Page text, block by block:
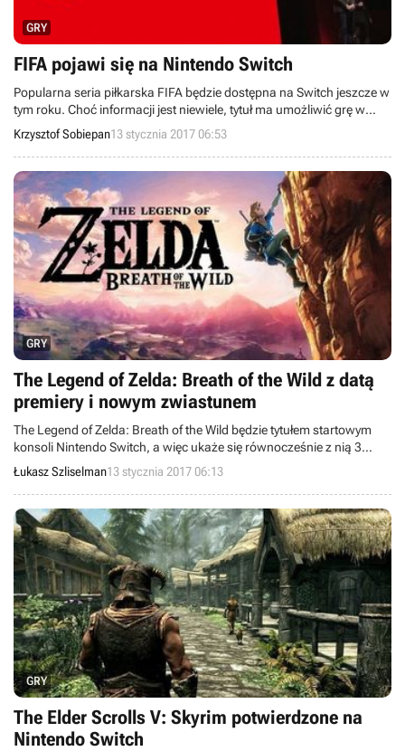
GRY
FIFA pojawi się na Nintendo Switch
Popularna seria piłkarska FIFA będzie dostępna na Switch jeszcze w
tym roku. Choć informacji jest niewiele, tytuł ma umożliwić grę w
każdym miejscu, zarówno w domu, jak i poza nim.
Krzysztof Sobiepan13 stycznia 2017 06:53
GRY
The Legend of Zelda: Breath of the Wild z datą
premiery i nowym zwiastunem
The Legend of Zelda: Breath of the Wild będzie tytułem startowym
konsoli Nintendo Switch, a więc ukaże się równocześnie z nią 3
marca 2017 roku. Podczas prezentacji urządzenia pokazano nowy
zwiastun produkcji.
Łukasz Szliselman13 stycznia 2017 06:13
GRY
The Elder Scrolls V: Skyrim potwierdzone na
Nintendo Switch